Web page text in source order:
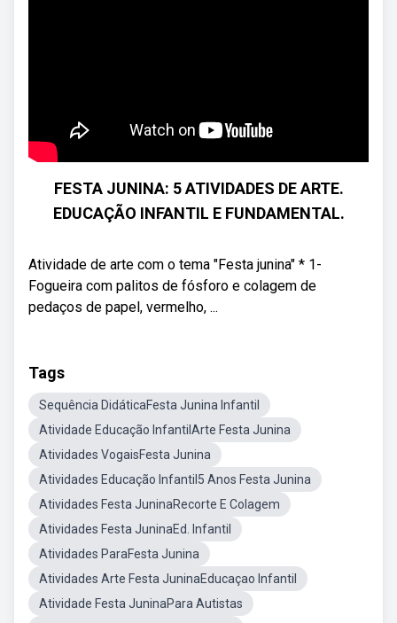
FESTA JUNINA: 5 ATIVIDADES DE ARTE.
EDUCAÇÃO INFANTIL E FUNDAMENTAL.
Atividade de arte com o tema "Festa junina" * 1-
Fogueira com palitos de fósforo e colagem de
pedaços de papel, vermelho, ...
Tags
Sequência DidáticaFesta Junina Infantil
Atividade Educação InfantilArte Festa Junina
Atividades VogaisFesta Junina
Atividades Educação Infantil5 Anos Festa Junina
Atividades Festa JuninaRecorte E Colagem
Atividades Festa JuninaEd. Infantil
Atividades ParaFesta Junina
Atividades Arte Festa JuninaEducaçao Infantil
Atividade Festa JuninaPara Autistas